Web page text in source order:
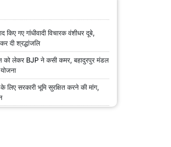
किए गए गांधीवादी विचारक वंशीधर दूबे,
दी श्रद्धांजलि
को लेकर BJP ने कसी कमर, बहादुरपुर मंडल
लिए सरकारी भूमि सुरक्षित करने की मांग,